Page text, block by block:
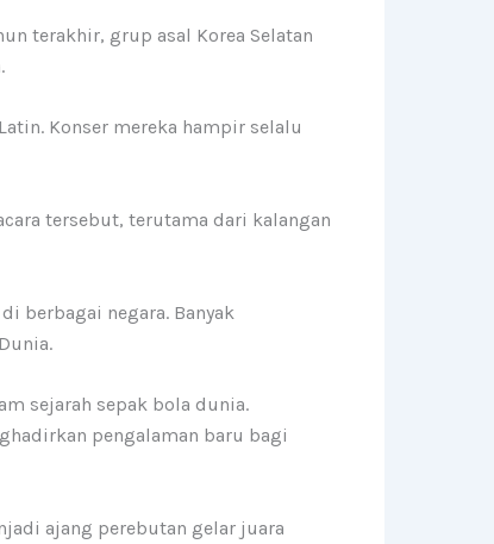
terakhir, grup asal Korea Selatan
Konser mereka hampir selalu
tersebut, terutama dari kalangan
berbagai negara. Banyak
sejarah sepak bola dunia.
pengalaman baru bagi
ajang perebutan gelar juara